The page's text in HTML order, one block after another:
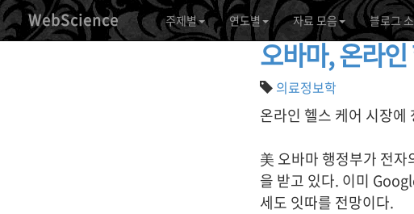
WebScience 주제별 연도별 자료 모음 블로그
오바마, 온라
의료정보학
온라인 헬스 케어 시장에
美 오바마 행정부가 전
을 받고 있다. 이미
세도 잇따를 전망이다.